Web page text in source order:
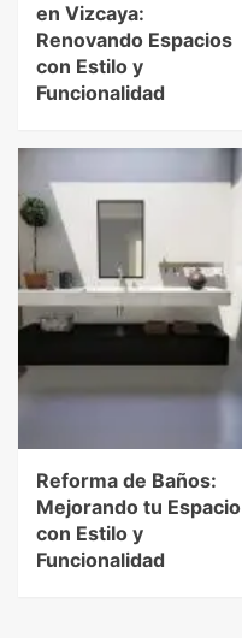
en Vizcaya:
Renovando Espacios
con Estilo y
Funcionalidad
Reforma de Baños:
Mejorando tu Espacio
con Estilo y
Funcionalidad